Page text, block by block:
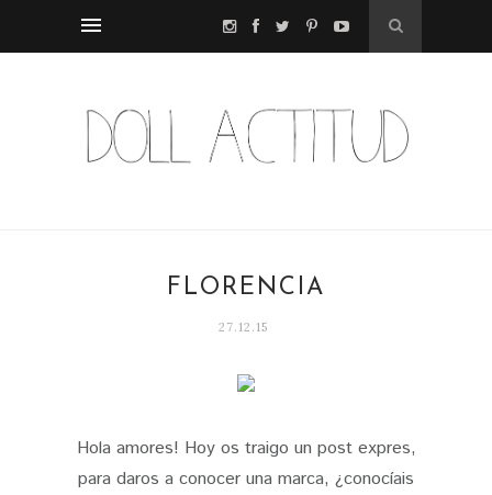
FLORENCIA
27.12.15
Hola amores! Hoy os traigo un post expres,
para daros a conocer una marca, ¿conocíais